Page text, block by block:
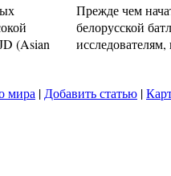
(Asian
Прежде чем
белорусской
мира | Добавить статью |